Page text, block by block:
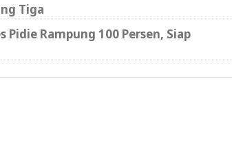
Tiga
Pidie Rampung 100 Persen, Siap